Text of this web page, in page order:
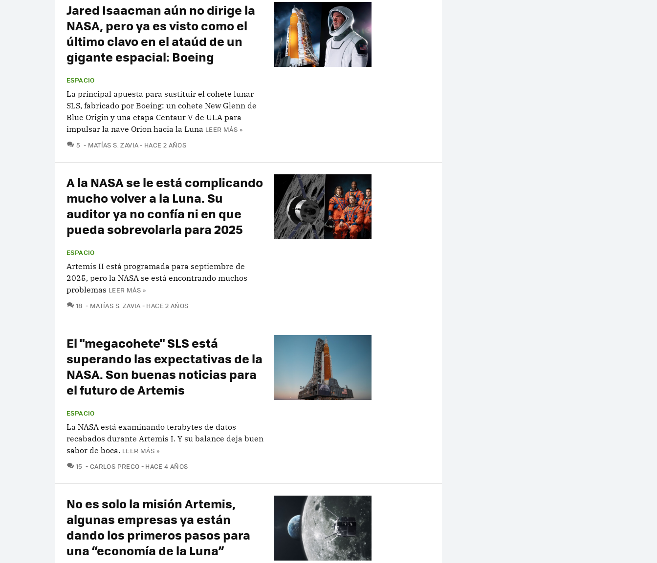
Jared Isaacman aún no dirige la
NASA, pero ya es visto como el
último clavo en el ataúd de un
gigante espacial: Boeing
ESPACIO
La principal apuesta para sustituir el cohete lunar
SLS, fabricado por Boeing: un cohete New Glenn de
Blue Origin y una etapa Centaur V de ULA para
impulsar la nave Orion hacia la Luna LEER MÁS »
5 COMENTARIOS
MATÍAS S. ZAVIA HACE 2 AÑOS
A la NASA se le está complicando
mucho volver a la Luna. Su
auditor ya no confía ni en que
pueda sobrevolarla para 2025
ESPACIO
Artemis II está programada para septiembre de
2025, pero la NASA se está encontrando muchos
problemas LEER MÁS »
18 COMENTARIOS
MATÍAS S. ZAVIA HACE 2 AÑOS
El "megacohete" SLS está
superando las expectativas de la
NASA. Son buenas noticias para
el futuro de Artemis
ESPACIO
La NASA está examinando terabytes de datos
recabados durante Artemis I. Y su balance deja buen
sabor de boca. LEER MÁS »
15 COMENTARIOS
CARLOS PREGO HACE 4 AÑOS
No es solo la misión Artemis,
algunas empresas ya están
dando los primeros pasos para
una “economía de la Luna”